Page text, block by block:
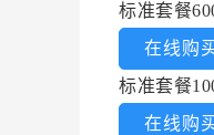
标准套餐
在线购
标准套餐
在线购